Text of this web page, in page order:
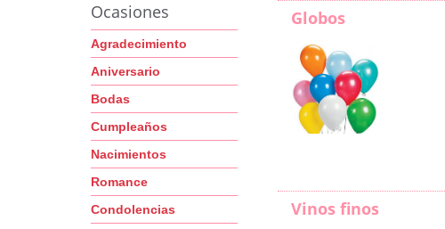
Ocasiones
Agradecimiento
Aniversario
Bodas
Cumpleaños
Nacimientos
Romance
Condolencias
Globos
Vinos finos